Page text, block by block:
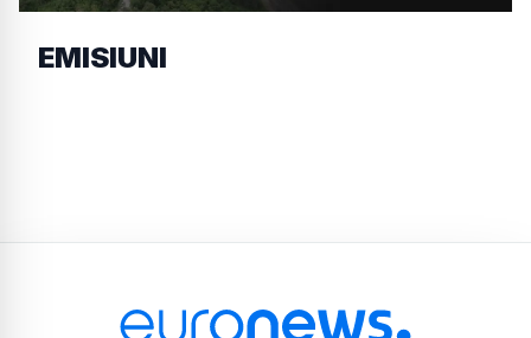
EMISIUNI